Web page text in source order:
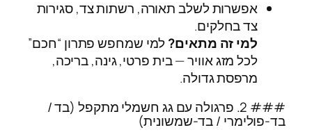
אפשרות לשלב תאורה, רשתות צד, סגירות
צד בחלקים.
למי זה מתאים?למי שמחפש פתרון “חכם”
לכל מזג אוויר — בית פרטי, גינה, בריכה,
מרפסת גדולה.
### 2. פרגולה עם גג חשמלי מתקפל (בד /
בד-פולימרי / בד-שמשונית)